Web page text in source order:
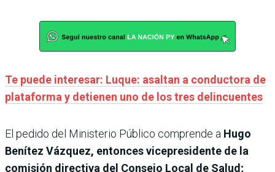
Te puede interesar: Luque: asaltan a conductora de
plataforma y detienen uno de los tres delincuentes
El pedido del Ministerio Público comprende a Hugo
Benítez Vázquez, entonces vicepresidente de la
comisión directiva del Consejo Local de Salud;